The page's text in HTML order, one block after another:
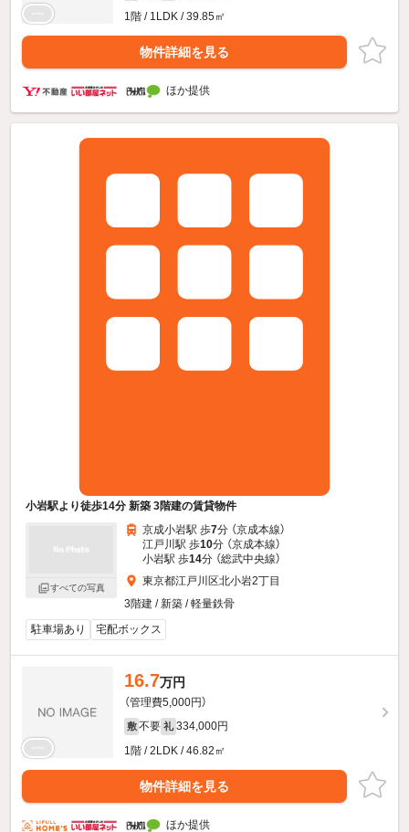
1階 / 1LDK / 39.85㎡
物件詳細を見る
ほか提供
小岩駅より徒歩14分 新築 3階建の賃貸物件
すべての写真
京成小岩駅 歩7分 （京成本線）
江戸川駅 歩10分 （京成本線）
小岩駅 歩14分 （総武中央線）
東京都江戸川区北小岩2丁目
3階建 / 新築 / 軽量鉄骨
駐車場あり
宅配ボックス
16.7万円
（管理費5,000円）
敷 不要 礼 334,000円
1階 / 2LDK / 46.82㎡
物件詳細を見る
ほか提供